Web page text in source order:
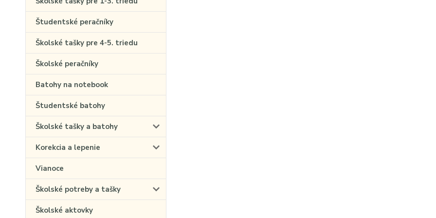
Študentské peračníky
Školské tašky pre 4-5. triedu
Školské peračníky
Batohy na notebook
Študentské batohy
Školské tašky a batohy
Korekcia a lepenie
Vianoce
Školské potreby a tašky
Školské aktovky